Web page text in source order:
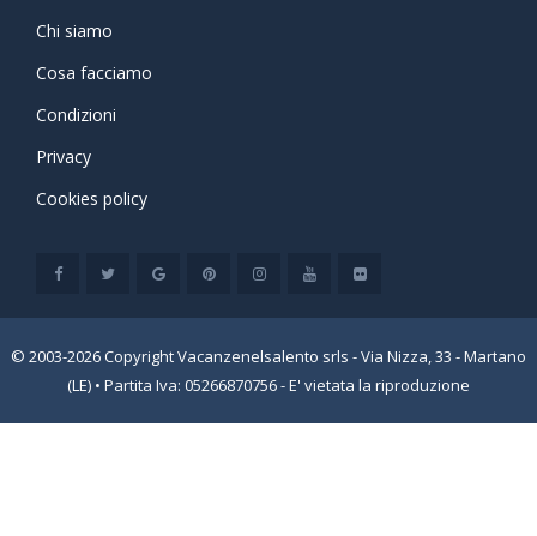
Chi siamo
Cosa facciamo
Condizioni
Privacy
Cookies policy
© 2003-2026 Copyright Vacanzenelsalento srls - Via Nizza, 33 - Martano
(LE) • Partita Iva: 05266870756 - E' vietata la riproduzione